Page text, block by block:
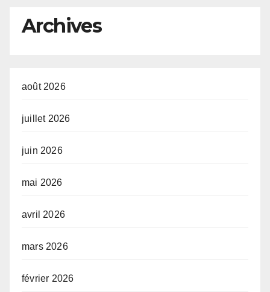
Archives
août 2026
juillet 2026
juin 2026
mai 2026
avril 2026
mars 2026
février 2026